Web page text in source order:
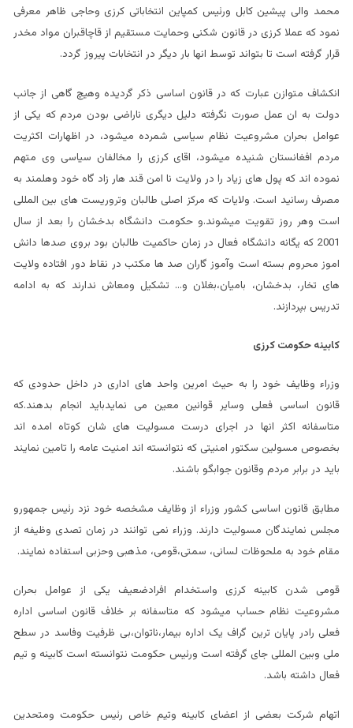
محمد والی پیشین کابل ورئیس کمپاین انتخاباتی کرزی وحاجی ظاهر معرفی
نمود که عملا کرزی در قانون شکنی وحمایت مستقیم از قاچاقبران مواد مخدر
قرار گرفته است تا بتواند توسط انها بار دیگر در انتخابات پیروز گردد.
انکشاف متوازن عبارت که در قانون اساسی ذکر گردیده وهیچ گاهی از جانب
دولت به ان عمل صورت نگرفته دلیل دیگری ناراضی بودن مردم که یکی از
عوامل بحران مشروعیت نظام سیاسی شمرده میشود، در اظهارات اکثریت
مردم افغانستان شنیده میشود، اقای کرزی را مخالفان سیاسی وی متهم
نموده اند که پول های زیاد را در ولایت نا امن قند هار زاد گاه خود وهلمند به
مصرف رسانید است. ولایات که مرکز اصلی طالبان وتروریست های بین المللی
است وهر روز تقویت میشوند.و حکومت دانشگاه بدخشان را بعد از سال
2001 که یگانه دانشگاه فعال در زمان حاکمیت طالبان بود بروی صدها دانش
اموز محروم بسته است وآموز گاران صد ها مکتب در نقاط دور افتاده ولایت
های تخار، بدخشان، بامیان،بغلان و… تشکیل ومعاش ندارند که به ادامه
تدریس بپردازند.
کابینه حکومت کرزی
وزراء وظایف خود را به حیث امرین واحد های اداری در داخل حدودی که
قانون اساسی فعلی وسایر قوانین معین می نمایدباید انجام بدهند.که
متاسفانه اکثر انها در اجرای درست مسولیت های شان کوتاه امده اند
بخصوص مسولین سکتور امنیتی که نتوانسته اند امنیت عامه را تامین نمایند
باید در برابر مردم وقانون جوابگو باشند.
مطابق قانون اساسی کشور وزراء از وظایف مشخصه خود نزد رئیس جمهورو
مجلس نمایندگان مسولیت دارند. وزراء نمی توانند در زمان تصدی وظیفه از
مقام خود به ملحوظات لسانی، سمتی،قومی، مذهبی وحزبی استفاده نمایند.
قومی شدن کابینه کرزی واستخدام افرادضعیف یکی از عوامل بحران
مشروعیت نظام حساب میشود که متاسفانه بر خلاف قانون اساسی اداره
فعلی رادر پایان ترین گراف یک اداره بیمار،ناتوان،بی ظرفیت وفاسد در سطح
ملی وبین المللی جای گرفته است ورئیس حکومت نتوانسته است کابینه و تیم
فعال داشته باشد.
اتهام شرکت بعضی از اعضای کابینه وتیم خاص رئیس حکومت ومتحدین